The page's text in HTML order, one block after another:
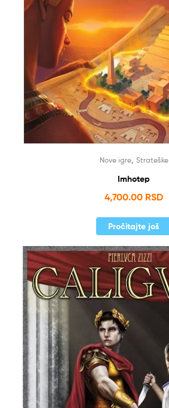
Nove igre, Strateške
Imhotep
4,700.00 RSD
Pročitajte još